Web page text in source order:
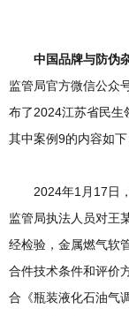
中国品牌与防伪杂
监管局官方微信公众
布了2024江苏省民生
其中案例9的内容如下
2024年1月17日
监管局执法人员对王
经检验，金属燃气软
合件技术条件和评价
合《瓶装液化石油气